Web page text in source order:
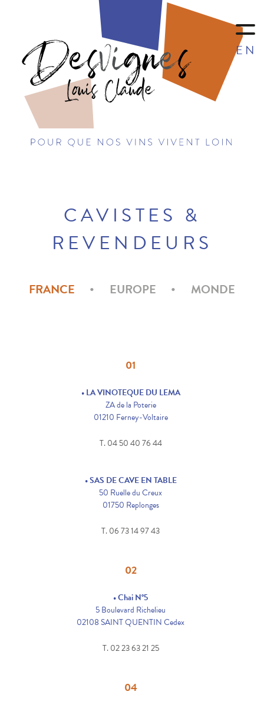
EN
CAVISTES &
REVENDEURS
FRANCE EUROPE MONDE
01
• LA VINOTEQUE DU LEMA
ZA de la Poterie
01210 Ferney-Voltaire
T. 04 50 40 76 44
• SAS DE CAVE EN TABLE
50 Ruelle du Creux
01750 Replonges
T. 06 73 14 97 43
02
• Chai N°5
5 Boulevard Richelieu
02108 SAINT QUENTIN Cedex
T. 02 23 63 21 25
04